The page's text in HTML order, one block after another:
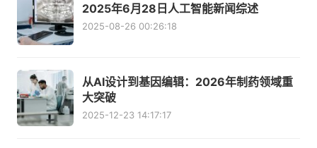
2025年6月28日人工智能新闻综述
2025-08-26 00:26:18
从AI设计到基因编辑：2026年制药领域重
大突破
2025-12-23 14:17:17